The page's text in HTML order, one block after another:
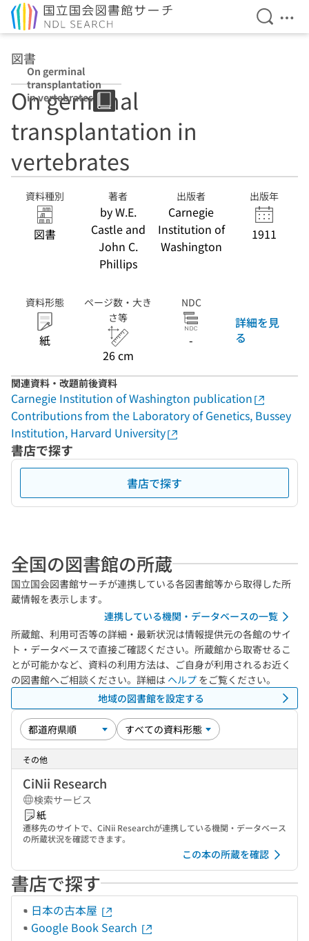
検索を
メ
図書
On germinal
transplantation
in vertebrates
On germinal
transplantation in
vertebrates
資料種別
図書
著者
by W.E.
Castle and
John C.
Phillips
出版者
Carnegie
Institution of
Washington
出版年
1911
資料形態
紙
ページ数・大き
さ等
26 cm
NDC
-
詳細を見
る
関連資料・改題前後資料
Carnegie Institution of Washington publication
Contributions from the Laboratory of Genetics, Bussey
Institution, Harvard University
書店で探す
書店で探す
全国の図書館の所蔵
国立国会図書館サーチが連携している各図書館等から取得した所
蔵情報を表示します。
連携している機関・データベースの一覧
所蔵館、利用可否等の詳細・最新状況は情報提供元の各館のサイ
ト・データベースで直接ご確認ください。所蔵館から取寄せるこ
とが可能かなど、資料の利用方法は、ご自身が利用されるお近く
の図書館へご相談ください。詳細は ヘルプ をご覧ください。
地域の図書館を設定する
その他
CiNii Research
検索サービス
紙
遷移先のサイトで、CiNii Researchが連携している機関・データベース
の所蔵状況を確認できます。
この本の所蔵を確認
書店で探す
日本の古本屋
Google Book Search